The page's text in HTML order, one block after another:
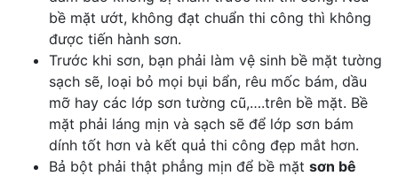
bề mặt ướt, không đạt chuẩn thi công thì không
được tiến hành sơn.
Trước khi sơn, bạn phải làm vệ sinh bề mặt tường
sạch sẽ, loại bỏ mọi bụi bẩn, rêu mốc bám, dầu
mỡ hay các lớp sơn tường cũ,….trên bề mặt. Bề
mặt phải láng mịn và sạch sẽ để lớp sơn bám
dính tốt hơn và kết quả thi công đẹp mắt hơn.
Bả bột phải thật phẳng mịn để bề mặt sơn bê